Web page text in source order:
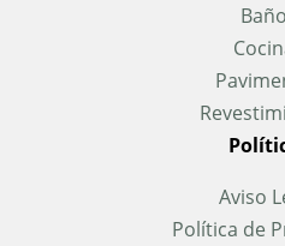
Aviso
Política de